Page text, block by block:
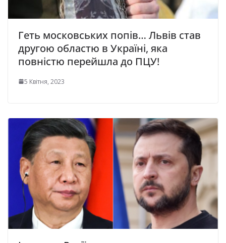
Геть московських попів… Львів став
другою областю в Україні, яка
повністю перейшла до ПЦУ!
5 Квітня, 2023